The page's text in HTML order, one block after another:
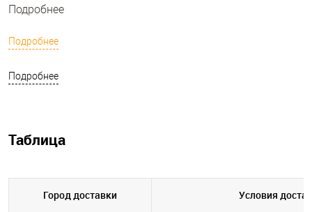
Подробнее
Подробнее
Подробнее
Таблица
Город доставки Условия